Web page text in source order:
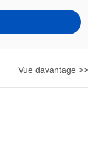
Vue davantage >>